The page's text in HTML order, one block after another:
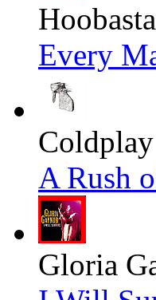
Every
Coldplay
A Rush
Gloria